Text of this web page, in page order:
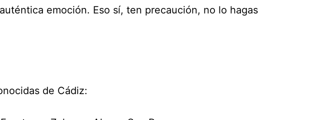
emoción. Eso sí, ten precaución, no lo hagas
de Cádiz: